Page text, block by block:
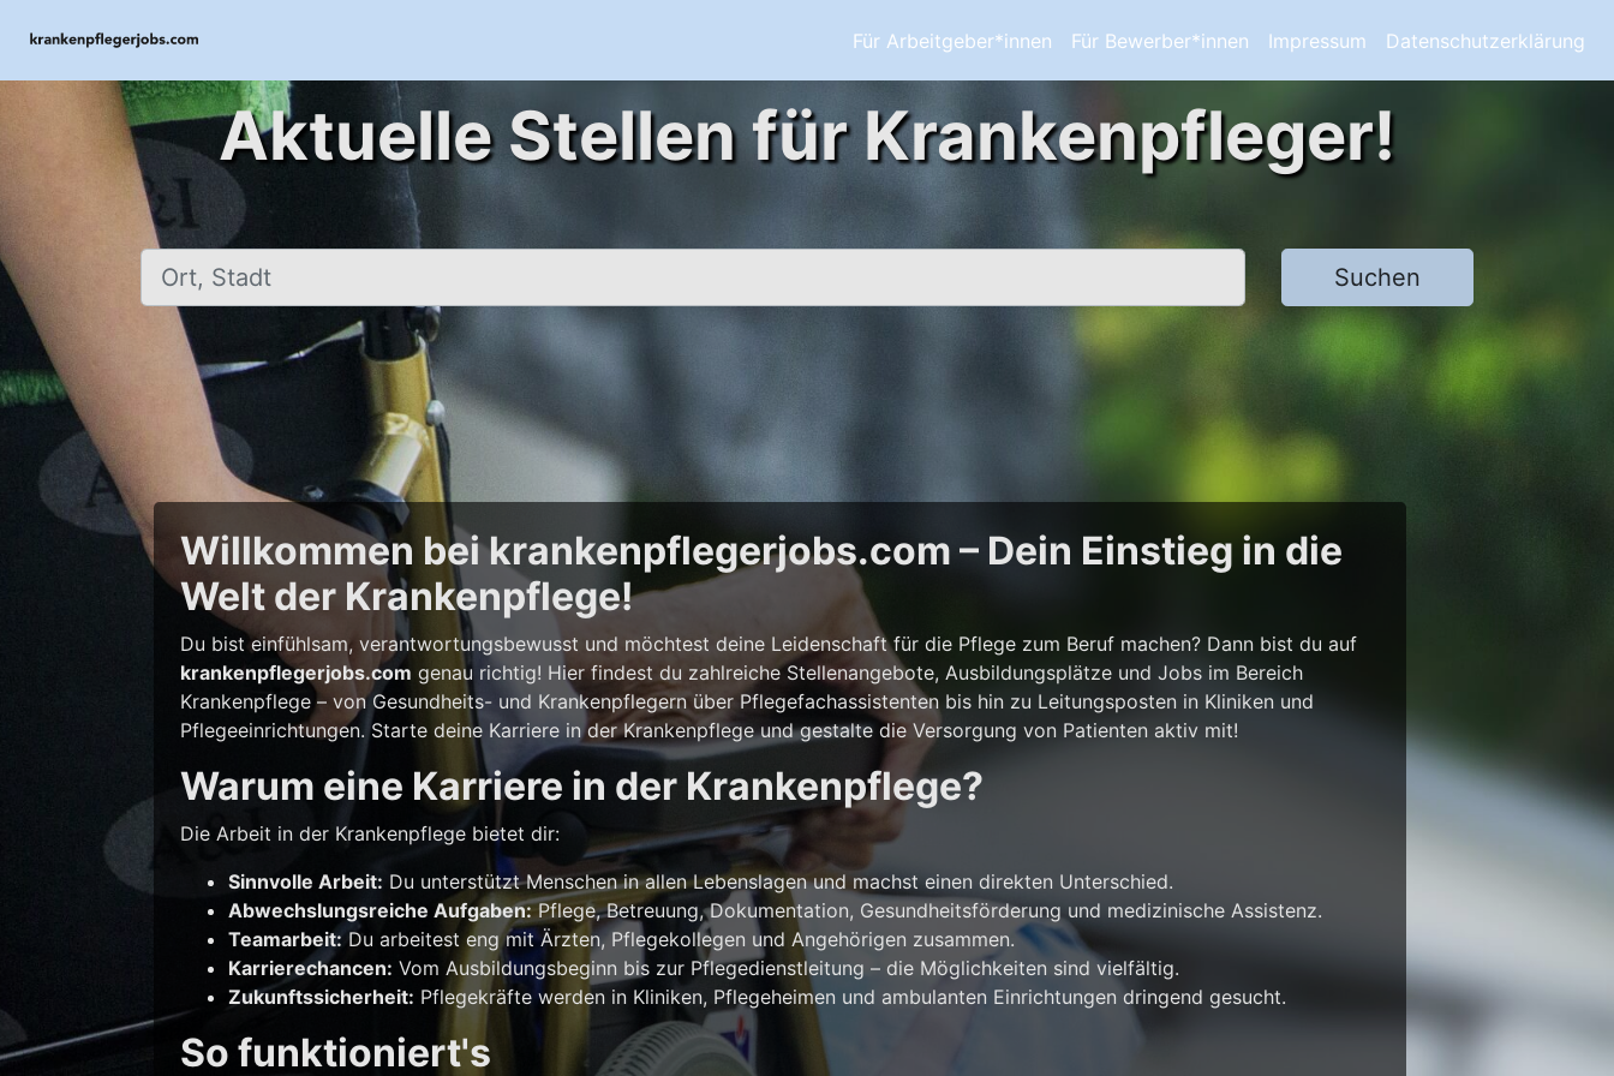
Für Arbeitgeber*innen Für Bewerber*innen Impressum Datenschutzerklärung
Aktuelle Stellen für Krankenpfleger!
Ort, Stadt Suchen
Willkommen bei krankenpflegerjobs.com – Dein Einstieg in die
Welt der Krankenpflege!
Du bist einfühlsam, verantwortungsbewusst und möchtest deine Leidenschaft für die Pflege zum Beruf machen? Dann bist du auf
krankenpflegerjobs.com genau richtig! Hier findest du zahlreiche Stellenangebote, Ausbildungsplätze und Jobs im Bereich
Krankenpflege – von Gesundheits- und Krankenpflegern über Pflegefachassistenten bis hin zu Leitungsposten in Kliniken und
Pflegeeinrichtungen. Starte deine Karriere in der Krankenpflege und gestalte die Versorgung von Patienten aktiv mit!
Warum eine Karriere in der Krankenpflege?
Die Arbeit in der Krankenpflege bietet dir:
Sinnvolle Arbeit: Du unterstützt Menschen in allen Lebenslagen und machst einen direkten Unterschied.
Abwechslungsreiche Aufgaben:Pflege, Betreuung, Dokumentation, Gesundheitsförderung und medizinische Assistenz.
Teamarbeit:Du arbeitest eng mit Ärzten, Pflegekollegen und Angehörigen zusammen.
Karrierechancen: Vom Ausbildungsbeginn bis zur Pflegedienstleitung – die Möglichkeiten sind vielfältig.
Zukunftssicherheit: Pflegekräfte werden in Kliniken, Pflegeheimen und ambulanten Einrichtungen dringend gesucht.
So funktioniert's